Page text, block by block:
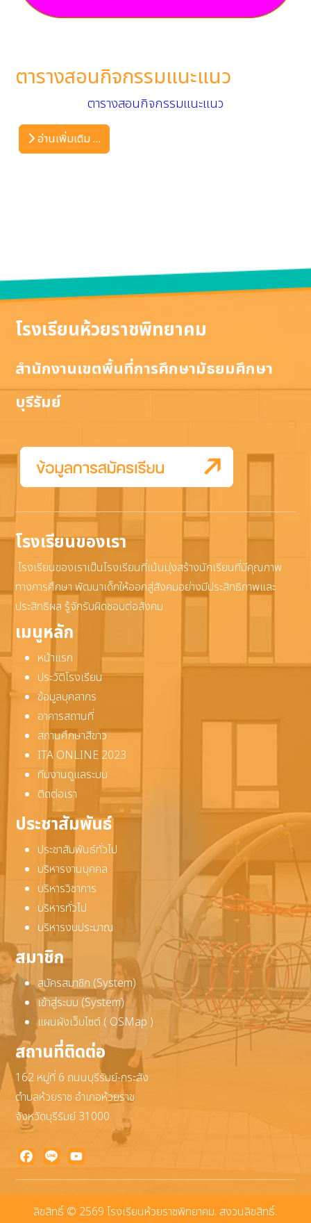
ตารางสอนกิจกรรมแนะแนว
ตารางสอนกิจกรรมแนะแนว
อ่านเพิ่มเติม …
โรงเรียนห้วยราชพิทยาคม
สำนักงานเขตพื้นที่การศึกษามัธยมศึกษา
บุรีรัมย์
โรงเรียนของเรา
โรงเรียนของเราเป็นโรงเรียนที่เน้นมุ่งสร้างนักเรียนที่มีคุณภาพ
ทางการศึกษา พัฒนาเด็กให้ออกสู่สังคมอย่างมีประสิทธิภาพและ
ประสิทธิผล รู้จักรับผิดชอบต่อสังคม
เมนูหลัก
หน้าแรก
ประวัติโรงเรียน
ข้อมูลบุคลากร
อาคารสถานที่
สถานศึกษาสีขาว
ITA ONLINE 2023
ทีมงานดูแลระบบ
ติดต่อเรา
ประชาสัมพันธ์
ประชาสัมพันธ์ทั่วไป
บริหารงานบุคคล
บริหารวิชาการ
บริหารทั่วไป
บริหารงบประมาณ
สมาชิก
สมัครสมาชิก (System)
เข้าสู่ระบบ (System)
แผนผังเว็บไซต์ ( OSMap )
สถานที่ติดต่อ
162 หมู่ที่ 6 ถนนบุรีรัมย์-กระสัง
ตำบลห้วยราช อำเภอห้วยราช
จังหวัดบุรีรัมย์ 31000
ลิขสิทธิ์ © 2569 โรงเรียนห้วยราชพิทยาคม. สงวนลิขสิทธิ์.